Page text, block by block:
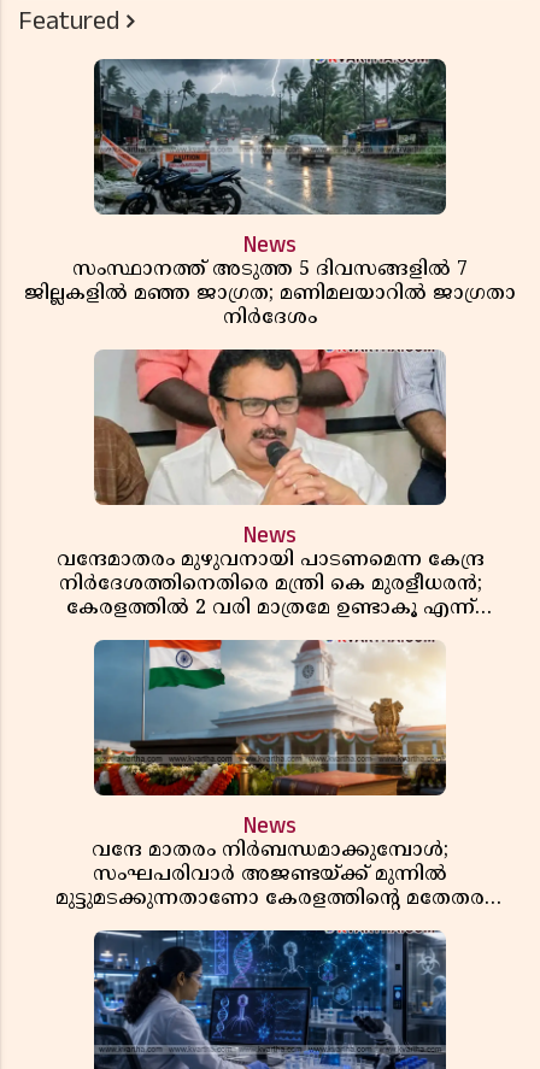
Featured
News
സംസ്ഥാനത്ത് അടുത്ത 5 ദിവസങ്ങളിൽ 7
ജില്ലകളിൽ മഞ്ഞ ജാഗ്രത; മണിമലയാറിൽ ജാഗ്രതാ
നിർദേശം
News
വന്ദേമാതരം മുഴുവനായി പാടണമെന്ന കേന്ദ്ര
നിർദേശത്തിനെതിരെ മന്ത്രി കെ മുരളീധരൻ;
കേരളത്തിൽ 2 വരി മാത്രമേ ഉണ്ടാകൂ എന്ന്
News
വന്ദേ മാതരം നിർബന്ധമാക്കുമ്പോൾ;
സംഘപരിവാർ അജണ്ടയ്ക്ക് മുന്നിൽ
മുട്ടുമടക്കുന്നതാണോ കേരളത്തിന്റെ മതേതര